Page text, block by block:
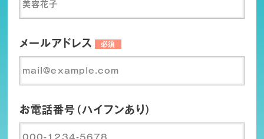
メールアドレス 必須
お電話番号（ハイフンあり）